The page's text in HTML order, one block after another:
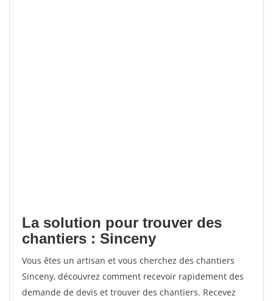
La solution pour trouver des
chantiers : Sinceny
Vous êtes un artisan et vous cherchez des chantiers
Sinceny, découvrez comment recevoir rapidement des
demande de devis et trouver des chantiers. Recevez